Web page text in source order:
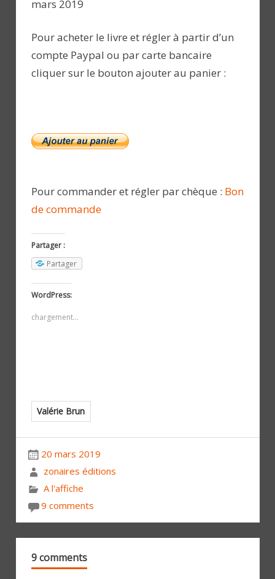
mars 2019
Pour acheter le livre et régler à partir d’un
compte Paypal ou par carte bancaire
cliquer sur le bouton ajouter au panier :
Pour commander et régler par chèque : Bon
de commande
Partager :
Partager
WordPress:
chargement…
Valérie Brun
20 mars 2019
zonaires éditions
A l'affiche
9 comments
9 comments